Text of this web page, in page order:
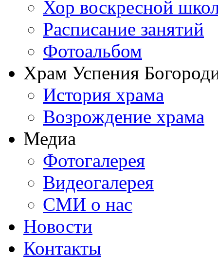
Хор воскресной
Расписание занятий
Фотоальбом
Храм Успения
История храма
Возрождение храма
Медиа
Фотогалерея
Видеогалерея
СМИ о нас
Новости
Контакты